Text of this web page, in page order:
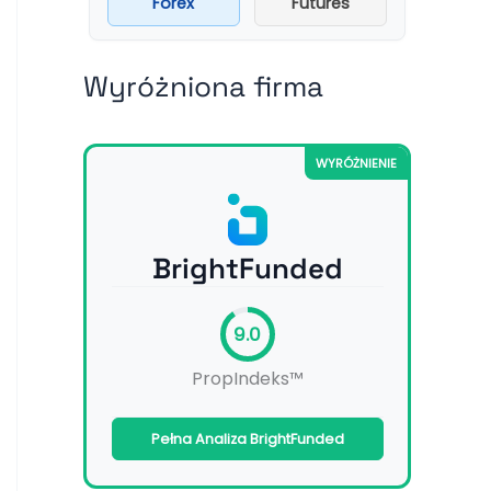
Wyróżniona firma
WYRÓŻNIENIE
BrightFunded
9.0
PropIndeks™
Pełna Analiza BrightFunded